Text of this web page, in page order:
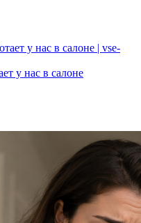
у нас в салоне